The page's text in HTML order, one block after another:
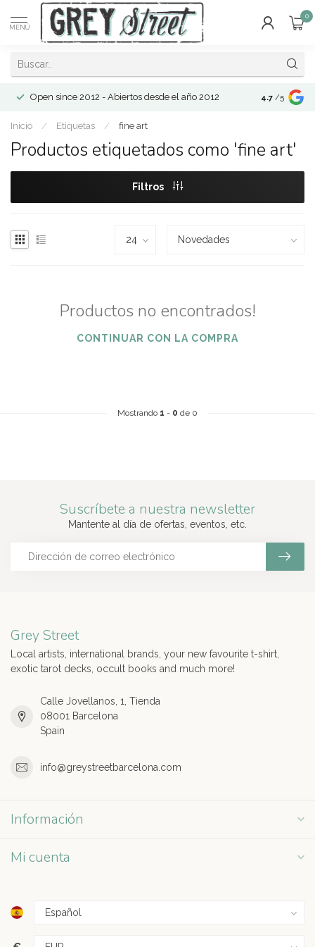
MENÚ
0
Open since 2012 - Abiertos desde el año 2012 4.7 /5
Inicio / Etiquetas / fine art
Productos etiquetados como 'fine art'
Filtros
Productos no encontrados!
CONTINUAR CON LA COMPRA
Mostrando 1 - 0 de 0
Suscríbete a nuestra newsletter
Mantente al día de ofertas, eventos, etc.
Grey Street
Local artists, international brands, your new favourite t-shirt,
exotic tarot decks, occult books and much more!
Calle Jovellanos, 1, Tienda
08001 Barcelona
Spain
info@greystreetbarcelona.com
Información
Mi cuenta